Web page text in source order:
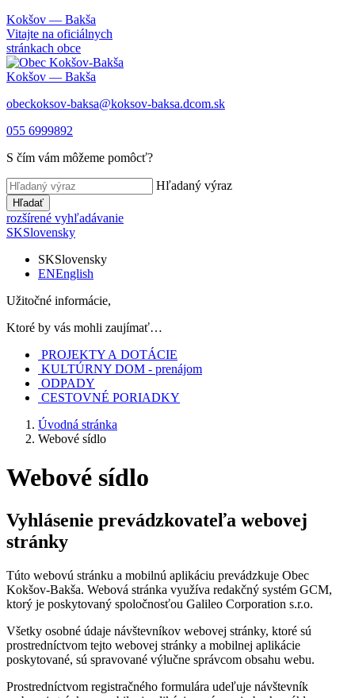
Kokšov — Bakša
Vitajte na oficiálnych
stránkach obce
Kokšov — Bakša
obeckoksov-baksa@koksov-baksa.dcom.sk
055 6999892
S čím vám môžeme pomôcť?
Hľadaný výraz
Hľadať
rozšírené vyhľadávanie
SKSlovensky
SKSlovensky
ENEnglish
Užitočné informácie,
Ktoré by vás mohli zaujímať…
PROJEKTY A DOTÁCIE
KULTÚRNY DOM - prenájom
ODPADY
CESTOVNÉ PORIADKY
Úvodná stránka
Webové sídlo
Webové sídlo
Vyhlásenie prevádzkovateľa webovej
stránky
Túto webovú stránku a mobilnú aplikáciu prevádzkuje Obec
Kokšov-Bakša. Webová stránka využíva redakčný systém GCM,
ktorý je poskytovaný spoločnosťou Galileo Corporation s.r.o.
Všetky osobné údaje návštevníkov webovej stránky, ktoré sú
prostredníctvom tejto webovej stránky a mobilnej aplikácie
poskytované, sú spravované výlučne správcom obsahu webu.
Prostredníctvom registračného formulára udeľuje návštevník